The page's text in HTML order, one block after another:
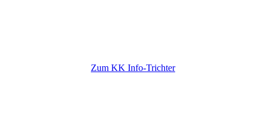
Zum KK Info-Trichter